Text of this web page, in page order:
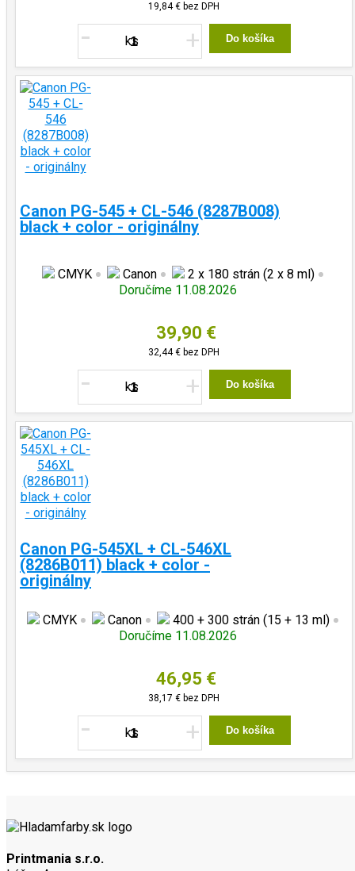
19,84 € bez DPH
- + Do košíka
Canon PG-545 + CL-546 (8287B008)
black + color - originálny
CMYK Canon
2 x 180 strán (2 x 8 ml)
Doručíme 11.08.2026
39,90 €
32,44 € bez DPH
- + Do košíka
Canon PG-545XL + CL-546XL
(8286B011) black + color -
originálny
CMYK Canon
400 + 300 strán (15 + 13 ml)
Doručíme 11.08.2026
46,95 €
38,17 € bez DPH
- + Do košíka
Printmania s.r.o.